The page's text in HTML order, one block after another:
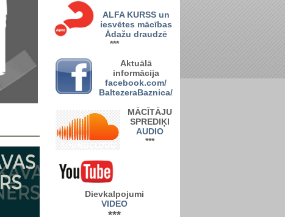
ALFA KURSS un
iesvētes mācības
Ādažu draudzē
***
Aktuālā
informācija
facebook.com/
BaltezeraBaznica/
MĀCĪTĀJU
SPREDIĶI
AUDIO
***
Dievkalpojumi
VIDEO
***